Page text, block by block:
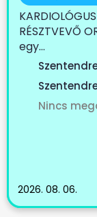
RÉSZTVEVŐ
egy...
Nincs
2026. 08. 06.